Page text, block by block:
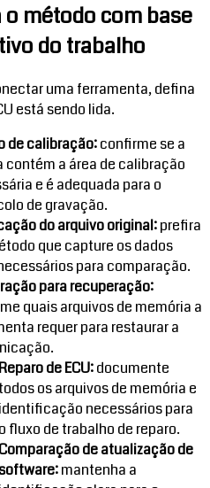
o método com base
do trabalho
uma ferramenta, defina
está sendo lida.
de calibração:confirme se a
contém a área de calibração
e é adequada para o
de gravação.
do arquivo original:prefira
que capture os dados
para comparação.
para recuperação:
quais arquivos de memória a
requer para restaurar a
Reparo de ECU:documente
os arquivos de memória e
identificação necessários para
o fluxo de trabalho de reparo.
Comparação de atualização de
software:mantenha a